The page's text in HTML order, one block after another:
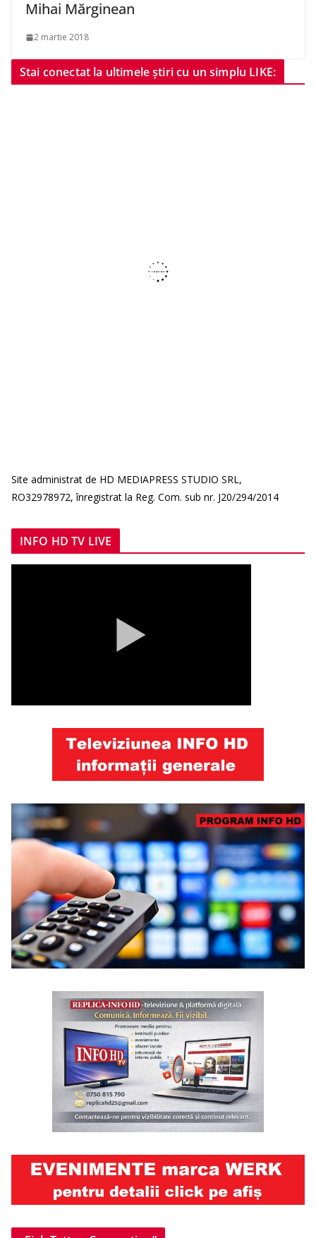
Mihai Mărginean
2 martie 2018
Stai conectat la ultimele știri cu un simplu LIKE:
Site administrat de HD MEDIAPRESS STUDIO SRL,
RO32978972, înregistrat la Reg. Com. sub nr. J20/294/2014
INFO HD TV LIVE